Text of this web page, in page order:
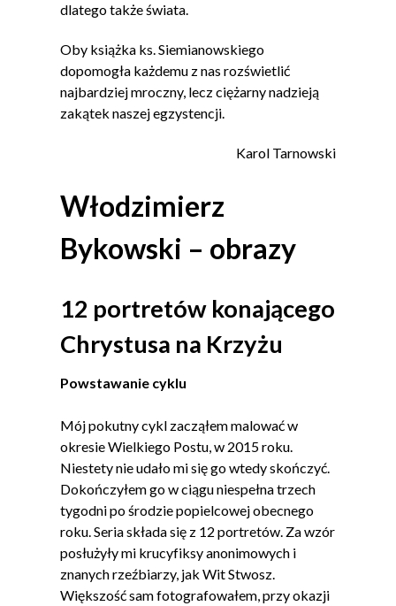
dlatego także świata.
Oby książka ks. Siemianowskiego
dopomogła każdemu z nas rozświetlić
najbardziej mroczny, lecz ciężarny nadzieją
zakątek naszej egzystencji.
Karol Tarnowski
Włodzimierz
Bykowski – obrazy
12 portretów konającego
Chrystusa na Krzyżu
Powstawanie cyklu
Mój pokutny cykl zacząłem malować w
okresie Wielkiego Postu, w 2015 roku.
Niestety nie udało mi się go wtedy skończyć.
Dokończyłem go w ciągu niespełna trzech
tygodni po środzie popielcowej obecnego
roku. Seria składa się z 12 portretów. Za wzór
posłużyły mi krucyfiksy anonimowych i
znanych rzeźbiarzy, jak Wit Stwosz.
Większość sam fotografowałem, przy okazji